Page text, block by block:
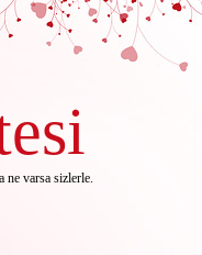
ne varsa sizlerle.